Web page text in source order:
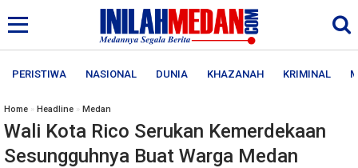
PERISTIWA NASIONAL DUNIA KHAZANAH KRIMINAL
Home » Headline » Medan
Wali Kota Rico Serukan Kemerdekaan
Sesungguhnya Buat Warga Medan